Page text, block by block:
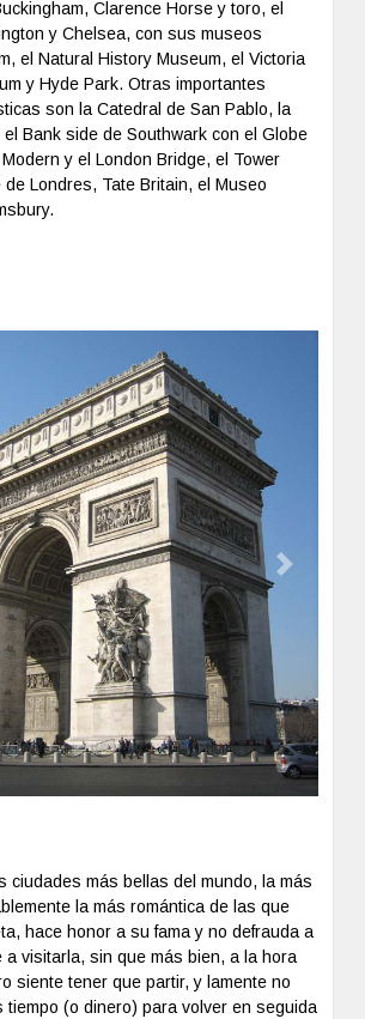
Clarence Horse y toro, el
y Chelsea, con sus museos
el Natural History Museum, el Victoria
y Hyde Park. Otras importantes
son la Catedral de San Pablo, la
el Bank side de Southwark con el Globe
y el London Bridge, el Tower
de Londres, Tate Britain, el Museo
Next
ciudades más bellas del mundo, la más
la más romántica de las que
hace honor a su fama y no defrauda a
a visitarla, sin que más bien, a la hora
siente tener que partir, y lamente no
tiempo (o dinero) para volver en seguida